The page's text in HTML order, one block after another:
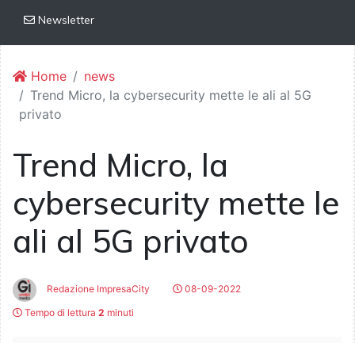
Newsletter
Home
news
Trend Micro, la cybersecurity mette le ali al 5G
privato
Trend Micro, la
cybersecurity mette le
ali al 5G privato
Redazione ImpresaCity
08-09-2022
Tempo di lettura 2 minuti